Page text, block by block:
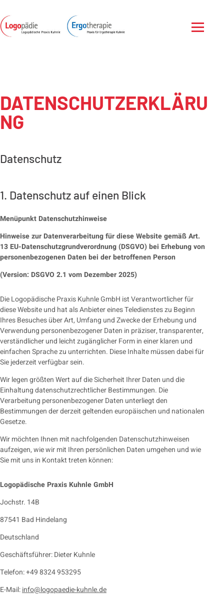
DATENSCHUTZERKLÄRU
NG
Datenschutz
1. Datenschutz auf einen Blick
Menüpunkt Datenschutzhinweise
Hinweise zur Datenverarbeitung für diese Website gemäß Art.
13 EU-Datenschutzgrundverordnung (DSGVO) bei Erhebung von
personenbezogenen Daten bei der betroffenen Person
(Version: DSGVO 2.1 vom Dezember 2025)
Die Logopädische Praxis Kuhnle GmbH ist Verantwortlicher für
diese Website und hat als Anbieter eines Teledienstes zu Beginn
Ihres Besuches über Art, Umfang und Zwecke der Erhebung und
Verwendung personenbezogener Daten in präziser, transparenter,
verständlicher und leicht zugänglicher Form in einer klaren und
einfachen Sprache zu unterrichten. Diese Inhalte müssen dabei für
Sie jederzeit verfügbar sein.
Wir legen größten Wert auf die Sicherheit Ihrer Daten und die
Einhaltung datenschutzrechtlicher Bestimmungen. Die
Verarbeitung personenbezogener Daten unterliegt den
Bestimmungen der derzeit geltenden europäischen und nationalen
Gesetze.
Wir möchten Ihnen mit nachfolgenden Datenschutzhinweisen
aufzeigen, wie wir mit Ihren persönlichen Daten umgehen und wie
Sie mit uns in Kontakt treten können:
Logopädische Praxis Kuhnle GmbH
Jochstr. 14B
87541 Bad Hindelang
Deutschland
Geschäftsführer: Dieter Kuhnle
Telefon: +49 8324 953295
E-Mail:info@logopaedie-kuhnle.de